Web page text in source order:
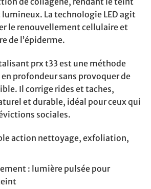
La technologie LED agit
le renouvellement cellulaire et
de l’épiderme.
prx t33 est une méthode
profondeur sans provoquer de
Il corrige rides et taches,
et durable, idéal pour ceux qui
sociales.
action nettoyage, exfoliation,
: lumière pulsée pour